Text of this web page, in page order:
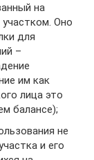
на
Оно
для
–
им как
лица это
балансе);
не
и его